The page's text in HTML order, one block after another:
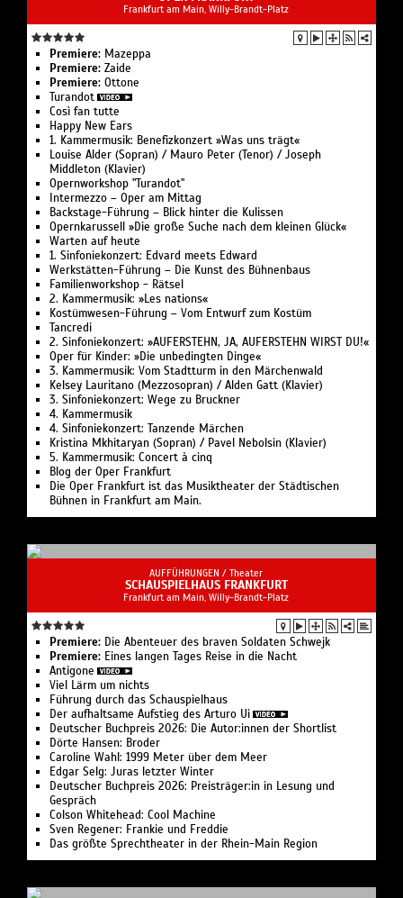
Identität, Herkunft und gesellschaftliches
Zusammenleben. Mit Saba-Nur Cheema und Meron
Mendel spricht er über die Frage, was Kunst in Zeiten
der Polarisierung zu einem Dialog beitragen kann.
Die Veranstaltung ist in englischer Sprache.
Frankfurt am Main, Willy-Brandt-Platz
Premiere: Mazeppa
Premiere: Zaide
Premiere: Ottone
Turandot
Così fan tutte
Happy New Ears
1. Kammermusik: Benefizkonzert »Was uns trägt«
Louise Alder (Sopran) / Mauro Peter (Tenor) / Joseph
Middleton (Klavier)
Opernworkshop "Turandot"
Intermezzo – Oper am Mittag
Backstage-Führung – Blick hinter die Kulissen
Opernkarussell »Die große Suche nach dem kleinen Glück«
Warten auf heute
1. Sinfoniekonzert: Edvard meets Edward
Werkstätten-Führung – Die Kunst des Bühnenbaus
Familienworkshop - Rätsel
2. Kammermusik: »Les nations«
Kostümwesen-Führung – Vom Entwurf zum Kostüm
Tancredi
2. Sinfoniekonzert: »AUFERSTEHN, JA, AUFERSTEHN WIRST DU!«
Oper für Kinder: »Die unbedingten Dinge«
3. Kammermusik: Vom Stadtturm in den Märchenwald
Kelsey Lauritano (Mezzosopran) / Alden Gatt (Klavier)
3. Sinfoniekonzert: Wege zu Bruckner
4. Kammermusik
4. Sinfoniekonzert: Tanzende Märchen
Kristina Mkhitaryan (Sopran) / Pavel Nebolsin (Klavier)
5. Kammermusik: Concert à cinq
Blog der Oper Frankfurt
Die Oper Frankfurt ist das Musiktheater der Städtischen
Bühnen in Frankfurt am Main.
AUFFÜHRUNGEN / Theater
SCHAUSPIELHAUS FRANKFURT
Frankfurt am Main, Willy-Brandt-Platz
Premiere: Die Abenteuer des braven Soldaten Schwejk
Premiere: Eines langen Tages Reise in die Nacht
Antigone
Viel Lärm um nichts
Führung durch das Schauspiel­haus
Der aufhaltsame Aufstieg des Arturo Ui
Deutscher Buchpreis 2026: Die Autor:innen der Shortlist
Dörte Hansen: Broder
Caroline Wahl: 1999 Meter über dem Meer
Edgar Selg: Juras letzter Winter
Deutscher Buchpreis 2026: Preisträger:in in Lesung und
Gespräch
Colson White­head: Cool Machine
Sven Regener: Frankie und Freddie
Das größte Sprechtheater in der Rhein-Main Region